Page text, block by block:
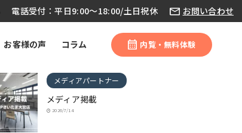
電話受付：平日9:00～18:00/土日祝休 お問い合わせ
お客様の声 コラム 内覧・無料体験
メディアパートナー
メディア掲載
2026/7/14